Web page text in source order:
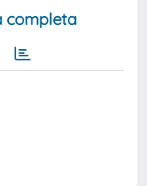
completa